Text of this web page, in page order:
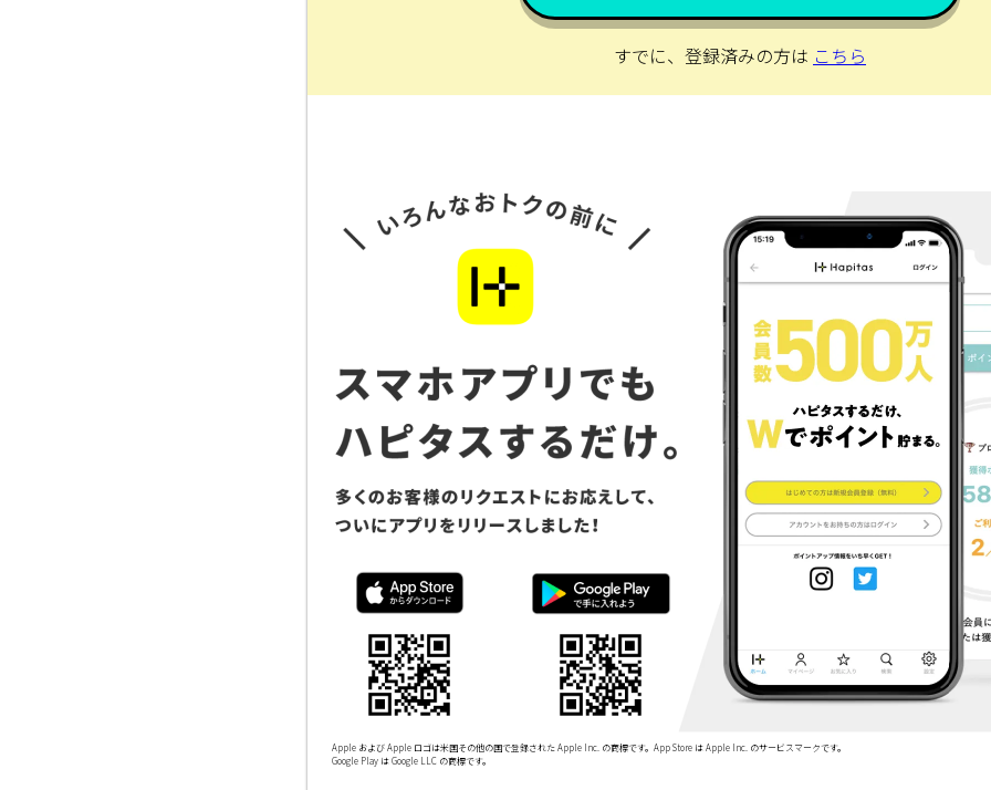
すでに、登録済みの方は こちら
Apple および Apple ロゴは米国その他の国で登録された Apple Inc. の商標です。App Store は Apple Inc. のサービスマークです。
Google Play は Google LLC の商標です。